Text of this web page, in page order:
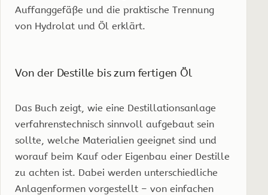
Auffanggefäße und die praktische Trennung
von Hydrolat und Öl erklärt.
Von der Destille bis zum fertigen Öl
Das Buch zeigt, wie eine Destillationsanlage
verfahrenstechnisch sinnvoll aufgebaut sein
sollte, welche Materialien geeignet sind und
worauf beim Kauf oder Eigenbau einer Destille
zu achten ist. Dabei werden unterschiedliche
Anlagenformen vorgestellt – von einfachen